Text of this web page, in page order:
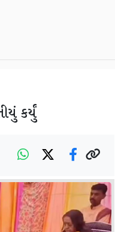
કર્યું